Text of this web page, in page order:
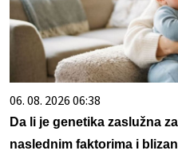
06. 08. 2026 06:38
Da li je genetika zaslužna
naslednim faktorima i